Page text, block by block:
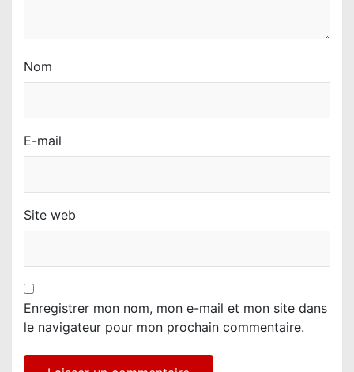
Nom
E-mail
Site web
Enregistrer mon nom, mon e-mail et mon site dans
le navigateur pour mon prochain commentaire.